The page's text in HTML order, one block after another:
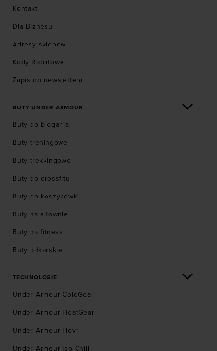
Kontakt
Dla Biznesu
Adresy sklepów
Kody Rabatowe
Zapis do newslettera
BUTY UNDER ARMOUR
Buty do biegania
Buty treningowe
Buty trekkingowe
Buty do crossfitu
Buty do koszykówki
Buty na siłownie
Buty na fitness
Buty piłkarskie
TECHNOLOGIE
Under Armour ColdGear
Under Armour HeatGear
Under Armour Hovr
Under Armour Iso-Chill